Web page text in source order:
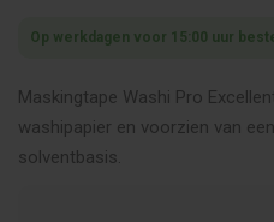
Op werkdagen voor 15:00 uur
Maskingtape Washi Pro
washipapier en voorzien van
solventbasis.